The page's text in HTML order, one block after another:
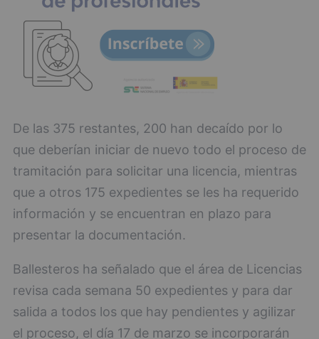
De las 375 restantes, 200 han decaído por lo
que deberían iniciar de nuevo todo el proceso de
tramitación para solicitar una licencia, mientras
que a otros 175 expedientes se les ha requerido
información y se encuentran en plazo para
presentar la documentación.
Ballesteros ha señalado que el área de Licencias
revisa cada semana 50 expedientes y para dar
salida a todos los que hay pendientes y agilizar
el proceso, el día 17 de marzo se incorporarán